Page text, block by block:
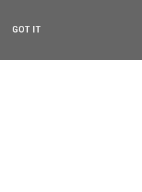
GOT IT